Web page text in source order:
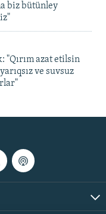
biz bütünley
"Qırım azat etilsin
ve suvsuz